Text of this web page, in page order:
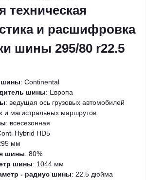
техническая
и расшифровка
шины 295/80 r22.5
шины: Continental
шины: Европа
: ведущая ось грузовых автомобилей
и магистральных маршрутов
: всесезонная
Hybrid HD5
мм
шины: 80%
шины: 1044 мм
- радиус шины: 22.5 дюйма